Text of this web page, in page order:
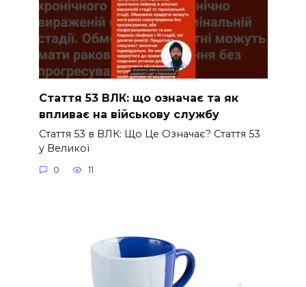
Стаття 53 ВЛК: що означає та як
впливає на військову службу
Стаття 53 в ВЛК: Що Це Означає? Стаття 53
у Великої
0 11